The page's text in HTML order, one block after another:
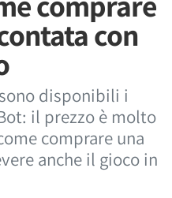
con
disponibili i
il prezzo è molto
comprare una
anche il gioco in